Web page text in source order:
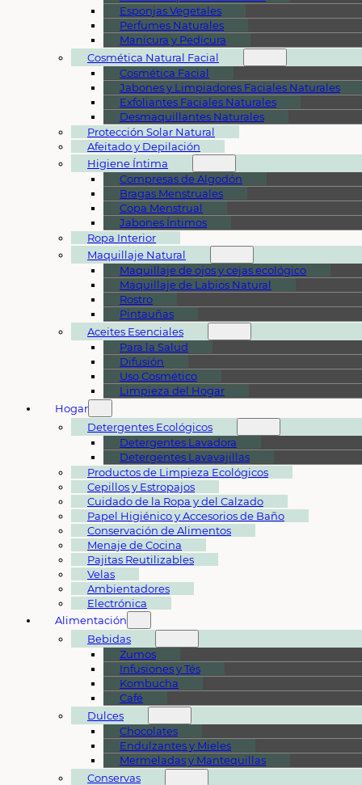
Esponjas Vegetales
Perfumes Naturales
Manicura y Pedicura
Cosmética Natural Facial
Cosmética Facial
Jabones y Limpiadores Faciales Naturales
Exfoliantes Faciales Naturales
Desmaquillantes Naturales
Protección Solar Natural
Afeitado y Depilación
Higiene Íntima
Compresas de Algodón
Bragas Menstruales
Copa Menstrual
Jabones Íntimos
Ropa Interior
Maquillaje Natural
Maquillaje de ojos y cejas ecológico
Maquillaje de Labios Natural
Rostro
Pintauñas
Aceites Esenciales
Para la Salud
Difusión
Uso Cosmético
Limpieza del Hogar
Hogar
Detergentes Ecológicos
Detergentes Lavadora
Detergentes Lavavajillas
Productos de Limpieza Ecológicos
Cepillos y Estropajos
Cuidado de la Ropa y del Calzado
Papel Higiénico y Accesorios de Baño
Conservación de Alimentos
Menaje de Cocina
Pajitas Reutilizables
Velas
Ambientadores
Electrónica
Alimentación
Bebidas
Zumos
Infusiones y Tés
Kombucha
Café
Dulces
Chocolates
Endulzantes y Mieles
Mermeladas y Mantequillas
Conservas